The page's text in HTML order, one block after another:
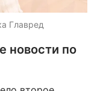
Главред
новости по